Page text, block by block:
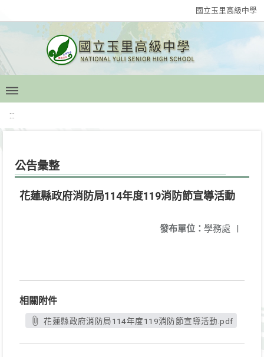
國立玉里高級中學
:::
公告彙整
花蓮縣政府消防局114年度119消防節宣導活動
發布單位： 學務處 |
相關附件
花蓮縣政府消防局114年度119消防節宣導活動.pdf